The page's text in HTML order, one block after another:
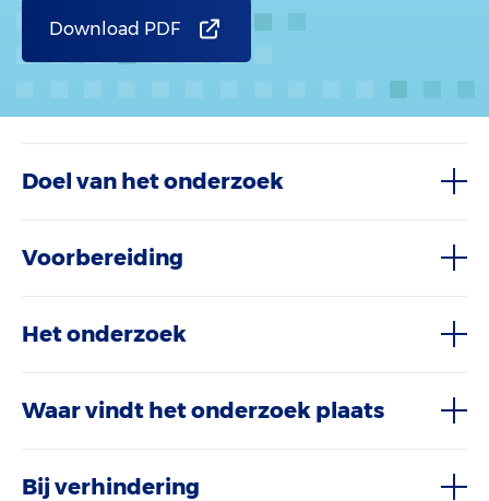
Download PDF
Doel van het onderzoek
Voorbereiding
Het onderzoek
Waar vindt het onderzoek plaats
Bij verhindering